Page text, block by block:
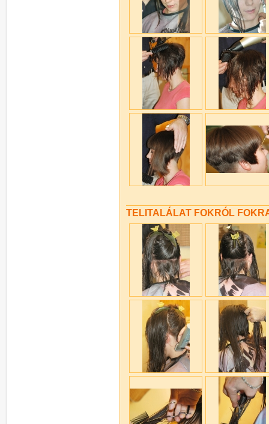
TELITALÁLAT FOKRÓL